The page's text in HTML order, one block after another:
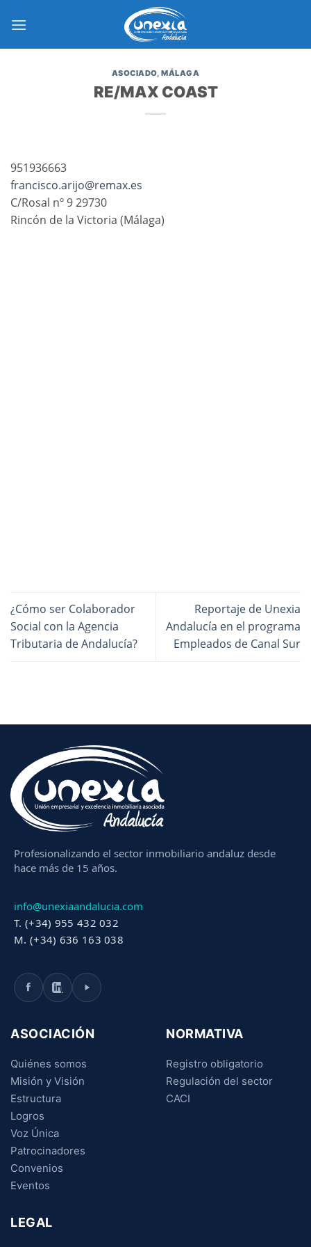
ASOCIADO,MÁLAGA
RE/MAX COAST
951936663
francisco.arijo@remax.es
C/Rosal nº 9 29730
Rincón de la Victoria (Málaga)
¿Cómo ser Colaborador
Social con la Agencia
Tributaria de Andalucía?
Reportaje de Unexia
Andalucía en el programa
Empleados de Canal Sur
Profesionalizando el sector inmobiliario andaluz desde
hace más de 15 años.
info@unexiaandalucia.com
T. (+34) 955 432 032
M. (+34) 636 163 038
ASOCIACIÓN
Quiénes somos
Misión y Visión
Estructura
Logros
Voz Única
Patrocinadores
Convenios
Eventos
NORMATIVA
Registro obligatorio
Regulación del sector
CACI
LEGAL